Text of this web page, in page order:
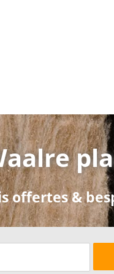
offertes &